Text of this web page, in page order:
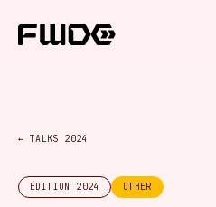
← TALKS 2024
ÉDITION 2024 OTHER